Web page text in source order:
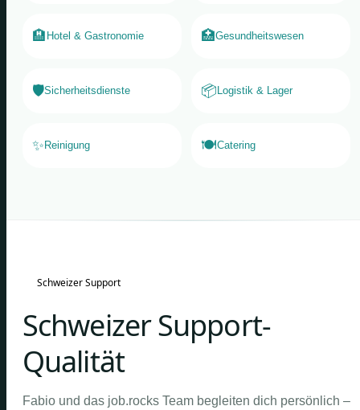
🏨 Hotel & Gastronomie 🏥Gesundheitswesen
🛡️Sicherheitsdienste 📦 Logistik & Lager
✨ Reinigung 🍽️Catering
Schweizer Support
Schweizer Support-
Qualität
Fabio und das job.rocks Team begleiten dich persönlich –